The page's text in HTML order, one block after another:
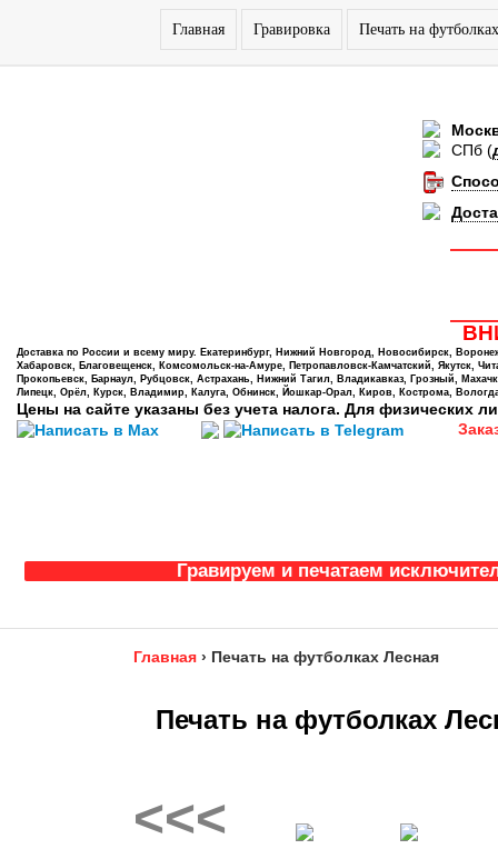
Главная Гравировка Печать на футболках
СПб (
Доставка по России и всему миру. Екатеринбург, Нижний Новгород, Новосибирск,
Хабаровск, Благовещенск, Комсомольск-на-Амуре, Петропавловск-Камчатский, Якутск,
Прокопьевск, Барнаул, Рубцовск, Астрахань, Нижний Тагил, Владикавказ, Грозный,
Липецк, Орёл, Курск, Владимир, Калуга, Обнинск, Йошкар-Орал, Киров, Кострома,
Цены на сайте указаны без учета налога. Для физических
Гравируем и печатаем
Главная › Печать на футболках Лесная
Печать на футболках
<<<